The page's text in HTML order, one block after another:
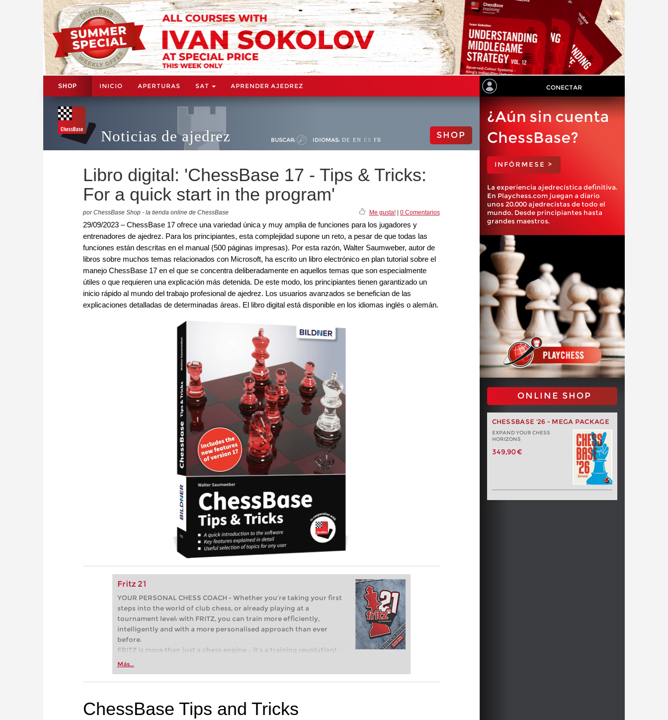
SHOP INICIO APERTURAS SAT APRENDER AJEDREZ CONECTAR
Noticias de ajedrez BUSCAR: IDIOMAS: DE EN ES FR SHOP
Libro digital: 'ChessBase 17 - Tips & Tricks:
For a quick start in the program'
por ChessBase Shop - la tienda online de ChessBase Me gusta!| 0 Comentarios
29/09/2023 – ChessBase 17 ofrece una variedad única y muy amplia de funciones para los jugadores y
entrenadores de ajedrez. Para los principiantes, esta complejidad supone un reto, a pesar de que todas las
funciones están descritas en el manual (500 páginas impresas). Por esta razón, Walter Saumweber, autor de
libros sobre muchos temas relacionados con Microsoft, ha escrito un libro electrónico en plan tutorial sobre el
manejo ChessBase 17 en el que se concentra deliberadamente en aquellos temas que son especialmente
útiles o que requieren una explicación más detenida. De este modo, los principiantes tienen garantizado un
inicio rápido al mundo del trabajo profesional de ajedrez. Los usuarios avanzados se benefician de las
explicaciones detalladas de determinadas áreas. El libro digital está disponible en los idiomas inglés o alemán.
Fritz 21
YOUR PERSONAL CHESS COACH - Whether you’re taking your first
steps into the world of club chess, or already playing at a
tournament level: with FRITZ, you can train more efficiently,
intelligently and with a more personalised approach than ever
before.
FRITZ is more than just a chess engine – it’s a training revolution!
Whether you’re taking your first steps into the world of club chess,
more efficiently, intelligently and with a more personalised
Más...
¿Aún sin cuenta
ChessBase?
INFÓRMESE >
La experiencia ajedrecística definitiva.
En Playchess.com juegan a diario
unos 20.000 ajedrecistas de todo el
mundo. Desde principiantes hasta
grandes maestros.
ONLINE SHOP
CHESSBASE '26 - MEGA PACKAGE
EXPAND YOUR CHESS
HORIZONS
349,90 €
ChessBase Tips and Tricks